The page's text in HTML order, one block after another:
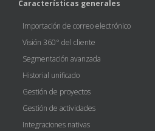
Características generales
Importación de correo electrónico
Visión 360° del cliente
Segmentación avanzada
Historial unificado
Gestión de proyectos
Gestión de actividades
Integraciones nativas